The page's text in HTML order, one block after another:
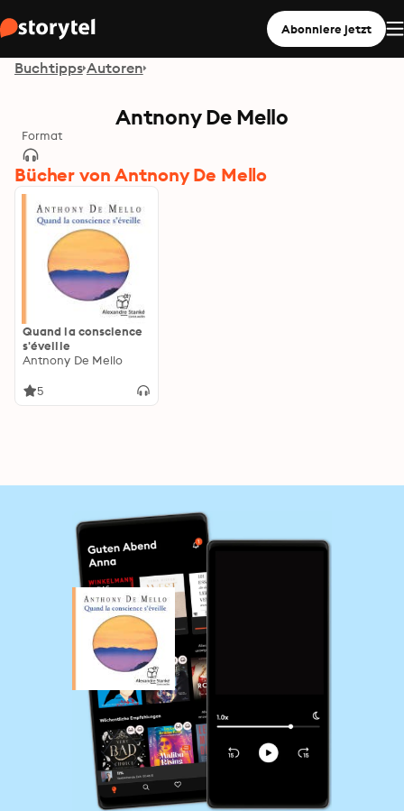
Abonniere jetzt
Buchtipps Autoren
Antnony De Mello
Format
Bücher von Antnony De Mello
Quand la conscience
s'éveille
Antnony De Mello
5